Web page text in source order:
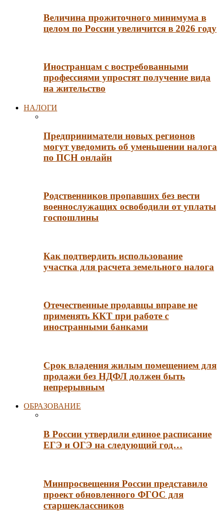
Величина прожиточного минимума в
целом по России увеличится в 2026 году
Иностранцам с востребованными
профессиями упростят получение вида
на жительство
НАЛОГИ
Предприниматели новых регионов
могут уведомить об уменьшении налога
по ПСН онлайн
Родственников пропавших без вести
военнослужащих освободили от уплаты
госпошлины
Как подтвердить использование
участка для расчета земельного налога
Отечественные продавцы вправе не
применять ККТ при работе с
иностранными банками
Срок владения жилым помещением для
продажи без НДФЛ должен быть
непрерывным
ОБРАЗОВАНИЕ
В России утвердили единое расписание
ЕГЭ и ОГЭ на следующий год…
Минпросвещения России представило
проект обновленного ФГОС для
старшеклассников